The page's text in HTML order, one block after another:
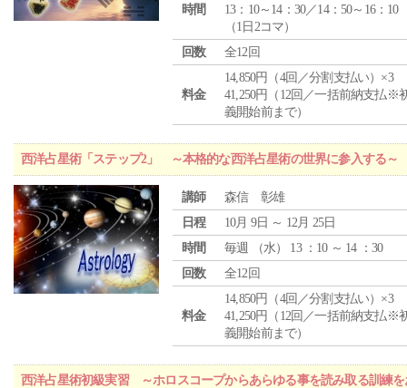
時間
13：10～14：30／14：50～16：10
（1日2コマ）
回数
全12回
料金
14,850円（4回／分割支払い）×3
41,250円（12回／一括前納支払※
義開始前まで）
西洋占星術「ステップ2」 ～本格的な西洋占星術の世界に参入する～
講師
森信 彰雄
日程
10月 9日 ～ 12月 25日
時間
毎週 （水） 13 ：10 ～ 14 ：30
回数
全12回
料金
14,850円（4回／分割支払い）×3
41,250円（12回／一括前納支払※
義開始前まで）
西洋占星術初級実習 ～ホロスコープからあらゆる事を読み取る訓練を